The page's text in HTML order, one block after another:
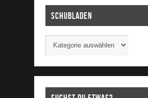
Schubladen